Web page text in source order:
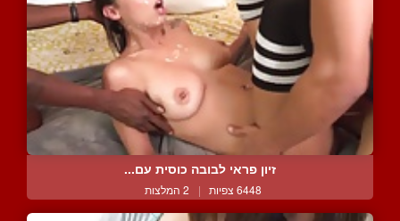
זיון פראי לבובה כוסית עם...
6448 צפיות | 2 המלצות